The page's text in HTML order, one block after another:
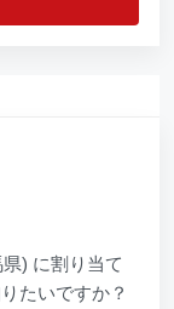
) に割り当て
たいですか？